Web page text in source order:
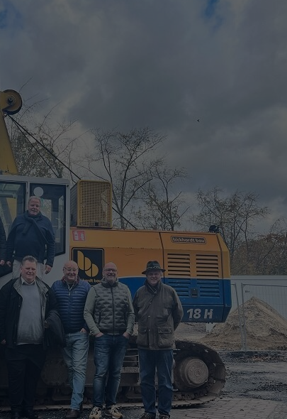
ID, für die historische Speicherung
vorgenommen Einstellungen, falls der
Betreiber dies eingestellt hat.
wie die eindeutige Besucher-ID zu
Minuten
für statistische Zwecke verwendet, um
Daten des Besuchs zu